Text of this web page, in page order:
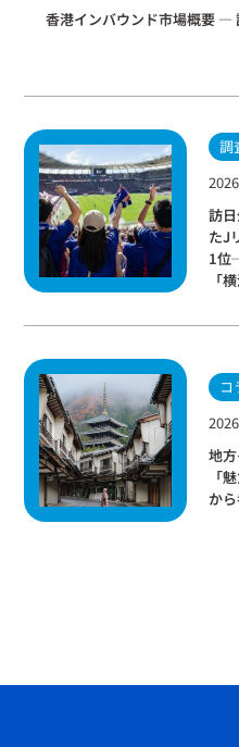
香港インバウンド市場概要 ―
調
訪
たJ
1位
「
コ
地
「
か